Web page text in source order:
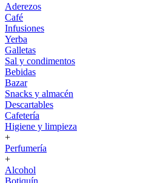
Aderezos
Café
Infusiones
Yerba
Galletas
Sal y condimentos
Bebidas
Bazar
Snacks y almacén
Descartables
Cafetería
Higiene y limpieza
+
Perfumería
+
Alcohol
Botiquín